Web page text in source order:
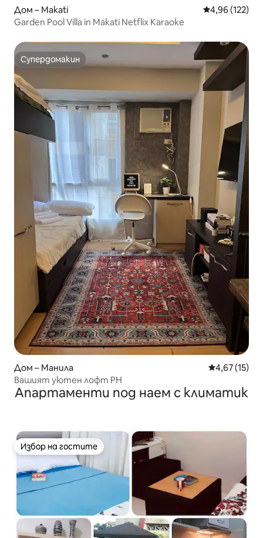
Дом – Makati Средна
4,96 (122)
Garden Pool Villa in Makati Netflix Karaoke
Супердомакин
Супердомакин
Дом – Манила Средна
4,67 (15)
Вашият уютен лофт PH
Апартаменти под наем с климатик
Избор на гостите
Избор на гостите